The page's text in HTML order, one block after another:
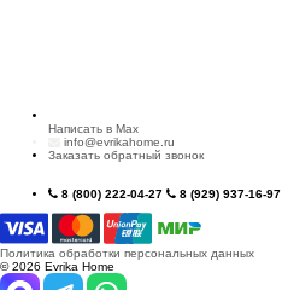
Написать в Max
info@evrikahome.ru
Заказать обратный звонок
8 (800) 222-04-27 8 (929) 937-16-97
Политика обработки персональных данных
© 2026 Evrika Home